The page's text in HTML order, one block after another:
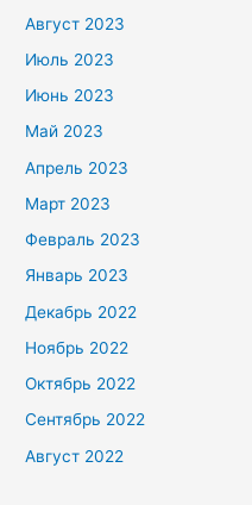
Август 2023
Июль 2023
Июнь 2023
Май 2023
Апрель 2023
Март 2023
Февраль 2023
Январь 2023
Декабрь 2022
Ноябрь 2022
Октябрь 2022
Сентябрь 2022
Август 2022